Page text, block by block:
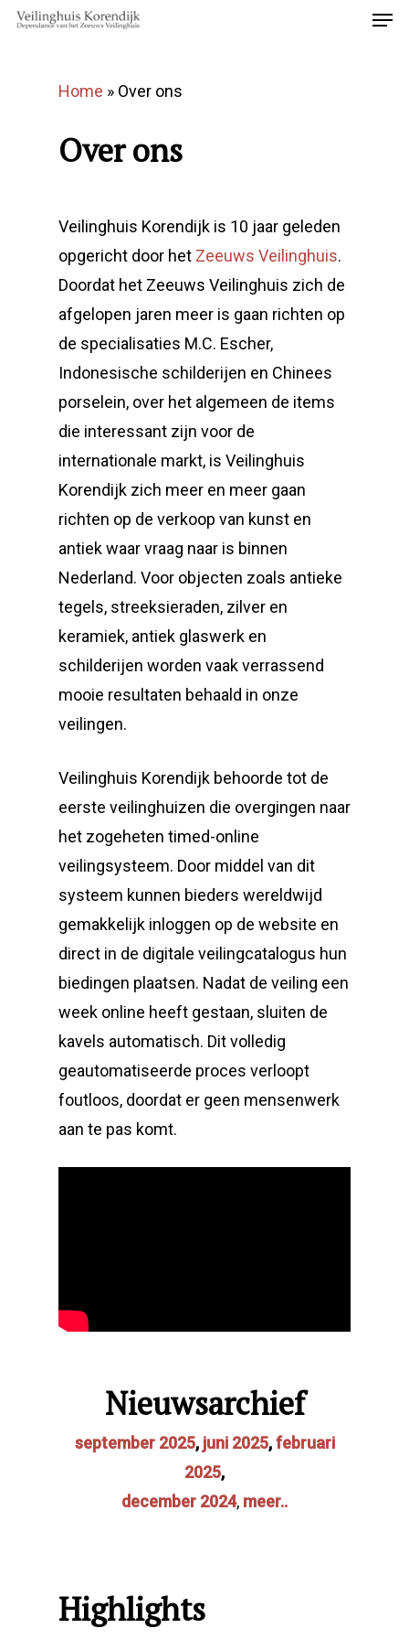
Home » Over ons
Over ons
Veilinghuis Korendijk is 10 jaar geleden
opgericht door het Zeeuws Veilinghuis.
Doordat het Zeeuws Veilinghuis zich de
afgelopen jaren meer is gaan richten op
de specialisaties M.C. Escher,
Indonesische schilderijen en Chinees
porselein, over het algemeen de items
die interessant zijn voor de
internationale markt, is Veilinghuis
Korendijk zich meer en meer gaan
richten op de verkoop van kunst en
antiek waar vraag naar is binnen
Nederland. Voor objecten zoals antieke
tegels, streeksieraden, zilver en
keramiek, antiek glaswerk en
schilderijen worden vaak verrassend
mooie resultaten behaald in onze
veilingen.
Veilinghuis Korendijk behoorde tot de
eerste veilinghuizen die overgingen naar
het zogeheten timed-online
veilingsysteem. Door middel van dit
systeem kunnen bieders wereldwijd
gemakkelijk inloggen op de website en
direct in de digitale veilingcatalogus hun
biedingen plaatsen. Nadat de veiling een
week online heeft gestaan, sluiten de
kavels automatisch. Dit volledig
geautomatiseerde proces verloopt
foutloos, doordat er geen mensenwerk
aan te pas komt.
Nieuwsarchief
september 2025, juni 2025,februari
2025,
december 2024, meer..
Highlights